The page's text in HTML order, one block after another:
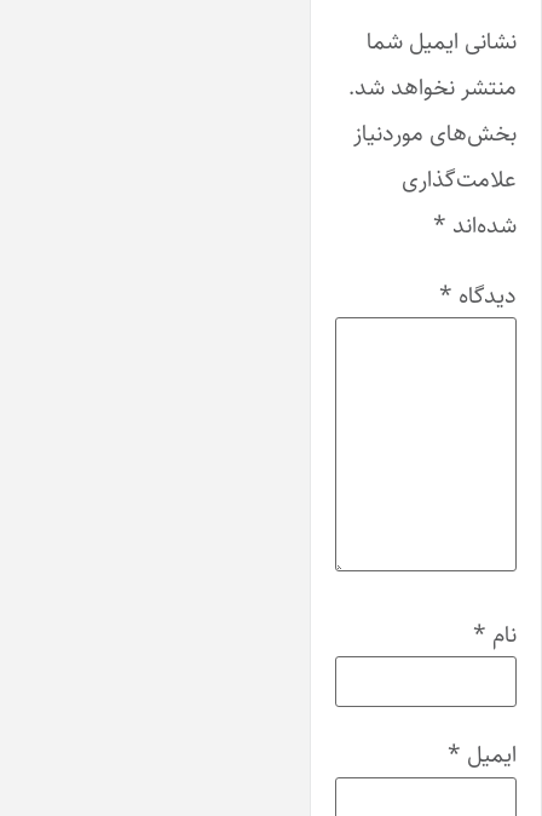
نشانی ایمیل شما
منتشر نخواهد شد.
بخش‌های موردنیاز
علامت‌گذاری
شده‌اند *
دیدگاه *
نام *
ایمیل *